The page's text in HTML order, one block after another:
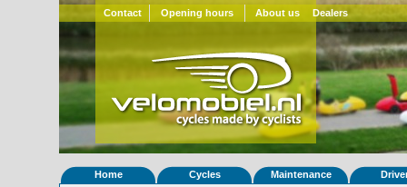
Contact Opening hours About us Dealers
Home Cycles Maintenance